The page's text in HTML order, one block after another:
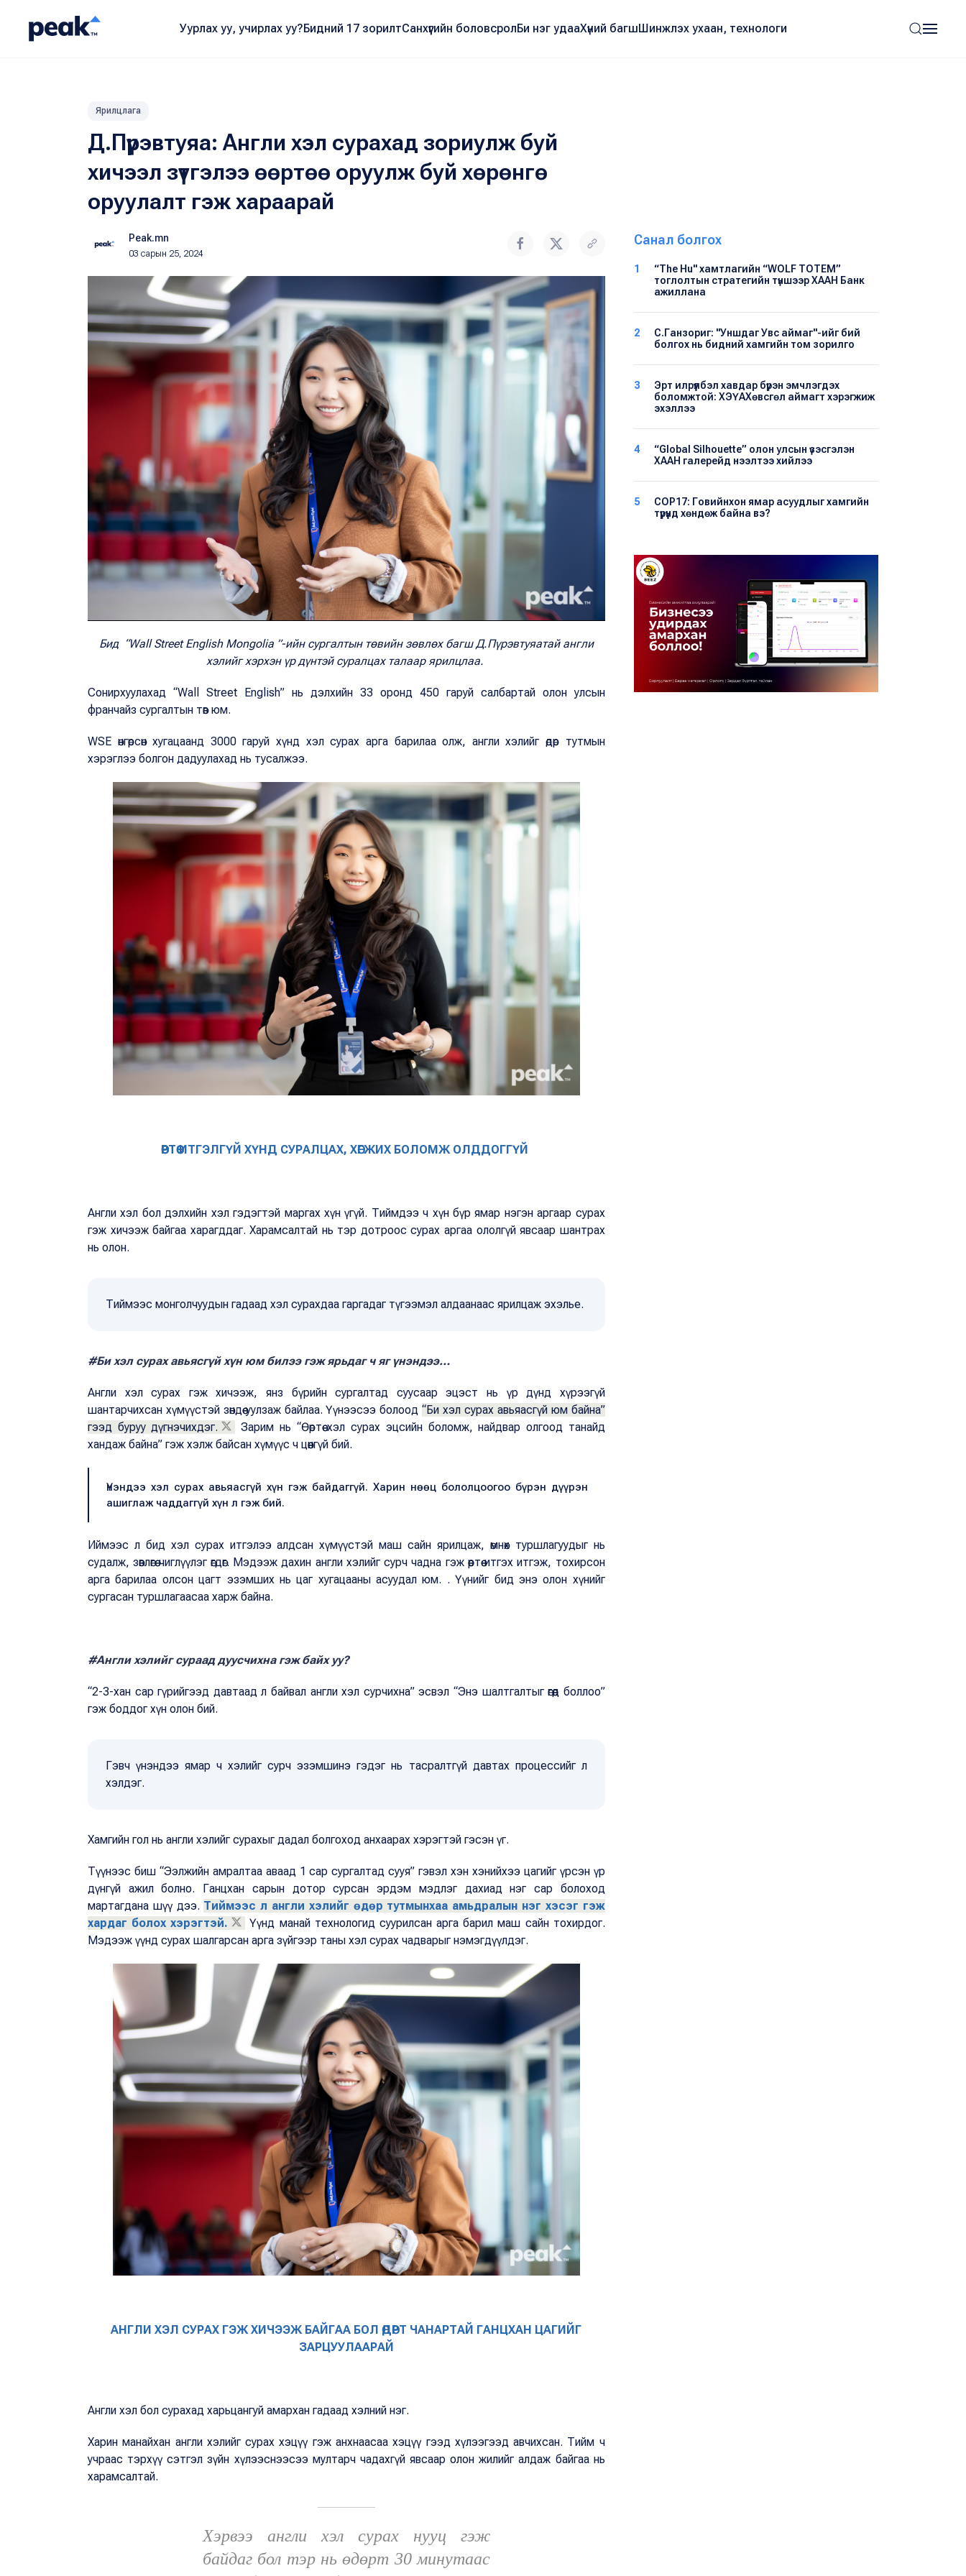
Уурлах уу, учирлах уу?Бидний 17 зорилтСанхүүгийн боловсролБи нэг удааХүний багшШинжлэх ухаан, технологи
Ярилцлага
Д.Пүрэвтуяа: Англи хэл сурахад зориулж буй
хичээл зүтгэлээ өөртөө оруулж буй хөрөнгө
оруулалт гэж хараарай
Peak.mn
03 сарын 25, 2024
Бид “Wall Street English Mongolia ”-ийн сургалтын төвийн зөвлөх багш Д.Пүрэвтуяатай англи
хэлийг хэрхэн үр дүнтэй суралцах талаар ярилцлаа.
Сонирхуулахад “Wall Street English” нь дэлхийн 33 оронд 450 гаруй салбартай олон улсын
франчайз сургалтын төв юм.
WSE өнгөрсөн хугацаанд 3000 гаруй хүнд хэл сурах арга барилаа олж, англи хэлийг өдөр тутмын
хэрэглээ болгон дадуулахад нь тусалжээ.
ӨӨРТӨӨ ИТГЭЛГҮЙ ХҮНД СУРАЛЦАХ, ХӨГЖИХ БОЛОМЖ ОЛДДОГГҮЙ
Англи хэл бол дэлхийн хэл гэдэгтэй маргах хүн үгүй. Тиймдээ ч хүн бүр ямар нэгэн аргаар сурах
гэж хичээж байгаа харагддаг. Харамсалтай нь тэр дотроос сурах аргаа ололгүй явсаар шантрах
нь олон.
Тиймээс монголчуудын гадаад хэл сурахдаа гаргадаг түгээмэл алдаанаас ярилцаж эхэлье.
#Би хэл сурах авьясгүй хүн юм билээ гэж ярьдаг ч яг үнэндээ…
Англи хэл сурах гэж хичээж, янз бүрийн сургалтад суусаар эцэст нь үр дүнд хүрээгүй
шантарчихсан хүмүүстэй зөндөө уулзаж байлаа. Үүнээсээ болоод“Би хэл сурах авьяасгүй юм байна”
гээд буруу дүгнэчихдэг.
Зарим нь “Өөртөө хэл сурах эцсийн боломж, найдвар олгоод танайд
хандаж байна” гэж хэлж байсан хүмүүс ч цөөнгүй бий.
Үнэндээ хэл сурах авьяасгүй хүн гэж байдаггүй. Харин нөөц бололцоогоо бүрэн дүүрэн
ашиглаж чаддаггүй хүн л гэж бий.
Иймээс л бид хэл сурах итгэлээ алдсан хүмүүстэй маш сайн ярилцаж, өмнөх туршлагуудыг нь
судалж, зөвлөгөө чиглүүлэг өгдөг. Мэдээж дахин англи хэлийг сурч чадна гэж өөртөө итгэх итгэж, тохирсон
арга барилаа олсон цагт эзэмших нь цаг хугацааны асуудал юм. . Үүнийг бид энэ олон хүнийг
сургасан туршлагаасаа харж байна.
#Англи хэлийг сураад дуусчихна гэж байх уу?
“2-3-хан сар гүрийгээд давтаад л байвал англи хэл сурчихна” эсвэл “Энэ шалтгалтыг өгөөд боллоо”
гэж боддог хүн олон бий.
Гэвч үнэндээ ямар ч хэлийг сурч эзэмшинэ гэдэг нь тасралтгүй давтах процессийг л
хэлдэг.
Хамгийн гол нь англи хэлийг сурахыг дадал болгоход анхаарах хэрэгтэй гэсэн үг.
Түүнээс биш “Ээлжийн амралтаа аваад 1 сар сургалтад сууя” гэвэл хэн хэнийхээ цагийг үрсэн үр
дүнгүй ажил болно. Ганцхан сарын дотор сурсан эрдэм мэдлэг дахиад нэг сар болоход
мартагдана шүү дээ. Тиймээс л англи хэлийг өдөр тутмынхаа амьдралын нэг хэсэг гэж
хардаг болох хэрэгтэй.
Үүнд манай технологид суурилсан арга барил маш сайн тохирдог.
Мэдээж үүнд сурах шалгарсан арга зүйгээр таны хэл сурах чадварыг нэмэгдүүлдэг.
АНГЛИ ХЭЛ СУРАХ ГЭЖ ХИЧЭЭЖ БАЙГАА БОЛ ӨДӨРТ ЧАНАРТАЙ ГАНЦХАН ЦАГИЙГ
ЗАРЦУУЛААРАЙ
Англи хэл бол сурахад харьцангуй амархан гадаад хэлний нэг.
Харин манайхан англи хэлийг сурах хэцүү гэж анхнаасаа хэцүү гээд хүлээгээд авчихсан. Тийм ч
учраас тэрхүү сэтгэл зүйн хүлээснээсээ мултарч чадахгүй явсаар олон жилийг алдаж байгаа нь
харамсалтай.
Хэрвээ англи хэл сурах нууц гэж
байдаг бол тэр нь өдөрт 30 минутаас
Санал болгох
1
“The Hu" хамтлагийн “WOLF TOTEM”
тоглолтын стратегийн түншээр ХААН Банк
ажиллана
2
С.Ганзориг: "Уншдаг Увс аймаг"-ийг бий
болгох нь бидний хамгийн том зорилго
3
Эрт илрүүлбэл хавдар бүрэн эмчлэгдэх
боломжтой: ХЭҮА​Хөвсгөл аймагт хэрэгжиж
эхэллээ
4
“Global Silhouette” олон улсын үзэсгэлэн
ХААН галерейд нээлтээ хийлээ
5
COP17: Говийнхон ямар асуудлыг хамгийн
түрүүнд хөндөж байна вэ?